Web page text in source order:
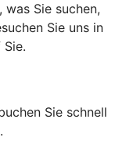
Sie suchen,
Sie uns in
Sie schnell